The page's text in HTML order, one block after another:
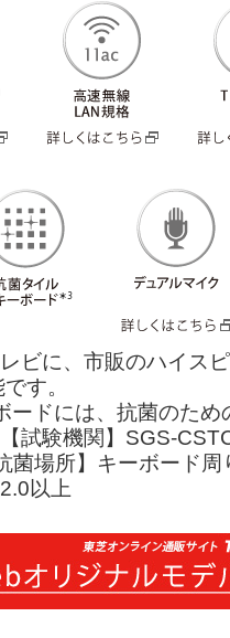
ビに、市販のハイス
す。
ードには、抗菌のた
試験機関】SGS-
菌場所】キーボード
以上